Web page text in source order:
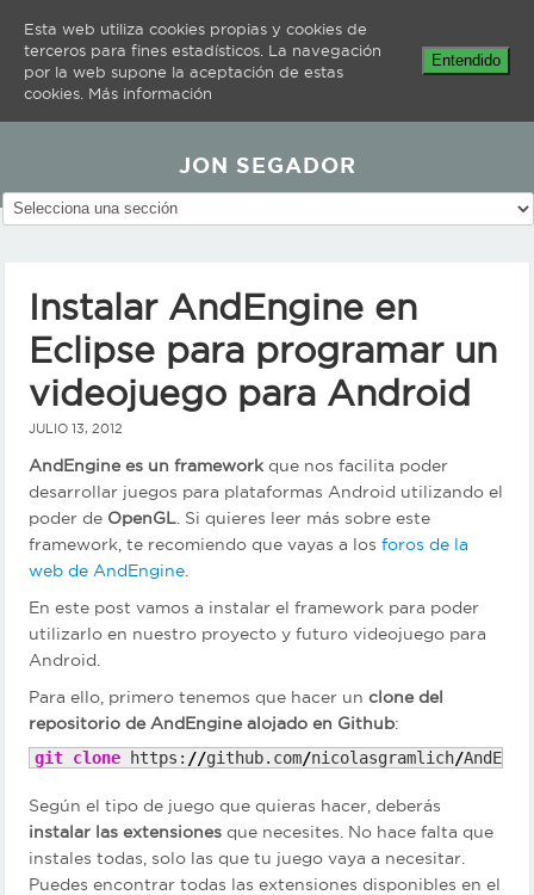
JON SEGADOR
Instalar AndEngine en
Eclipse para programar un
videojuego para Android
JULIO 13, 2012
AndEngine es un framework que nos facilita poder
desarrollar juegos para plataformas Android utilizando el
poder de OpenGL . Si quieres leer más sobre este
framework, te recomiendo que vayas a los foros de la
web de AndEngine
En este post vamos a instalar el framework para poder
utilizarlo en nuestro proyecto y futuro videojuego para
Android.
Para ello, primero tenemos que hacer un clone del
repositorio de AndEngine alojado en Github:
git clone https: //github.com/nicolasgramlich/
Según el tipo de juego que quieras hacer, deberás
instalar las extensiones que necesites. No hace falta que
instales todas, solo las que tu juego vaya a necesitar.
Puedes encontrar todas las extensiones disponibles en el
Esta web utiliza cookies propias y cookies de
terceros para fines estadísticos. La navegación
por la web supone la aceptación de estas
cookies. Más información
Entendido